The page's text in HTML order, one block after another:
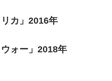
カ」2016年
ォー」2018年